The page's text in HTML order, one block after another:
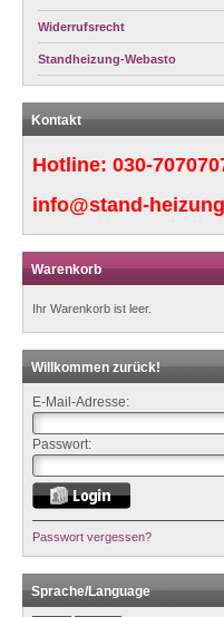
Widerrufsrecht
Standheizung-Webasto
Kontakt
Hotline: 030-
info@stand-
Warenkorb
Ihr Warenkorb ist leer.
Willkommen zurück!
E-Mail-Adresse:
Passwort:
Passwort vergessen?
Sprache/Language